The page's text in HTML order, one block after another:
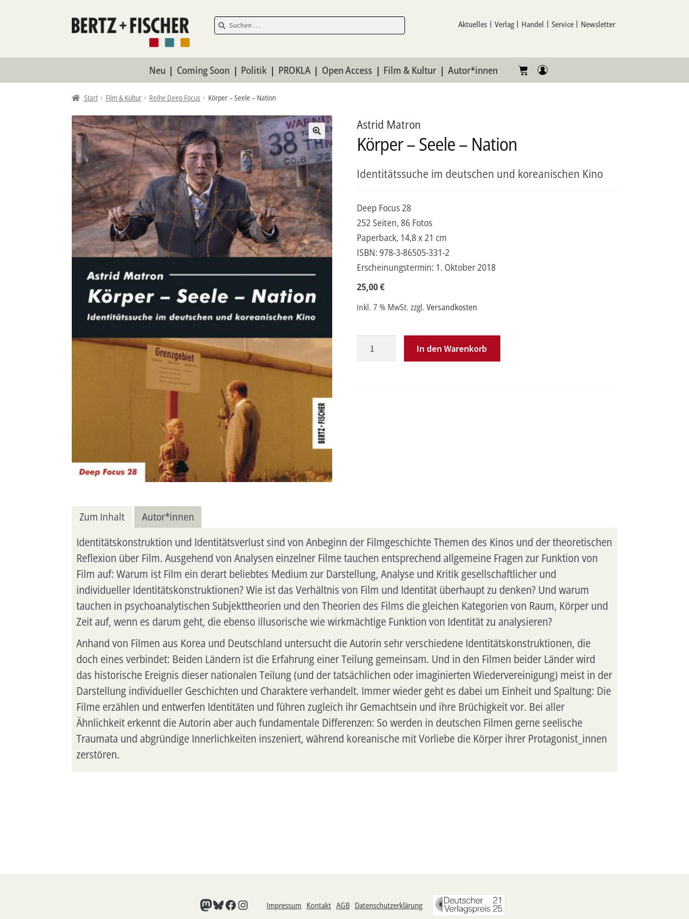
Zur
Navigation
Zum
Inhalt
Suchen
nach:
Suchen Aktuelles Verlag Handel Service Newsletter
Neu Coming Soon Politik PROKLA Open Access Film & Kultur Autor*innen
Start Film & Kultur Reihe Deep Focus Körper – Seele – Nation
Astrid Matron
Körper – Seele – Nation
Identitätssuche im deutschen und koreanischen Kino
Deep Focus 28
252 Seiten, 86 Fotos
Paperback, 14,8 x 21 cm
ISBN: 978-3-86505-331-2
Erscheinungstermin: 1. Oktober 2018
25,00€
inkl. 7 % MwSt. zzgl. Versandkosten
In den Warenkorb
Zum Inhalt Autor*innen
Identitätskonstruktion und Identitätsverlust sind von Anbeginn der Filmgeschichte Themen des Kinos und der theoretischen
Reflexion über Film. Ausgehend von Analysen einzelner Filme tauchen entsprechend allgemeine Fragen zur Funktion von
Film auf: Warum ist Film ein derart beliebtes Medium zur Darstellung, Analyse und Kritik gesellschaftlicher und
individueller Identitätskonstruktionen? Wie ist das Verhältnis von Film und Identität überhaupt zu denken? Und warum
tauchen in psychoanalytischen Subjekttheorien und den Theorien des Films die gleichen Kategorien von Raum, Körper und
Zeit auf, wenn es darum geht, die ebenso illusorische wie wirkmächtige Funktion von Identität zu analysieren?
Anhand von Filmen aus Korea und Deutschland untersucht die Autorin sehr verschiedene Identitätskonstruktionen, die
doch eines verbindet: Beiden Ländern ist die Erfahrung einer Teilung gemeinsam. Und in den Filmen beider Länder wird
das historische Ereignis dieser nationalen Teilung (und der tatsächlichen oder imaginierten Wiedervereinigung) meist in der
Darstellung individueller Geschichten und Charaktere verhandelt. Immer wieder geht es dabei um Einheit und Spaltung: Die
Filme erzählen und entwerfen Identitäten und führen zugleich ihr Gemachtsein und ihre Brüchigkeit vor. Bei aller
Ähnlichkeit erkennt die Autorin aber auch fundamentale Differenzen: So werden in deutschen Filmen gerne seelische
Traumata und abgründige Innerlichkeiten inszeniert, während koreanische mit Vorliebe die Körper ihrer Protagonist_innen
zerstören.
Mastodon
Bluesky
Facebook
Instagram
Impressum Kontakt AGB Datenschutzerklärung